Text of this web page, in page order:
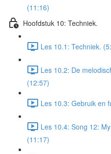
(11:16)
Hoofdstuk 10: Techniek.
Les 10.1: Techniek.
Les 10.2: De
(12:57)
Les 10.3: Gebruik en
Les 10.4: Song 12:
(11:17)